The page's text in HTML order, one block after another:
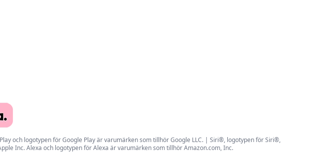
och logotypen för Google Play är varumärken som tillhör Google LLC. | Siri®, logotypen för Siri®,
Inc. Alexa och logotypen för Alexa är varumärken som tillhör Amazon.com, Inc.